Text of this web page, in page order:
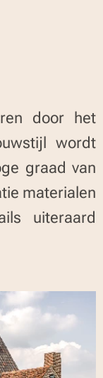
door het
wordt
graad van
materialen
uiteraard